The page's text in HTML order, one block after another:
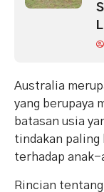
Australia
yang berupaya
batasan usia
tindakan paling
terhadap anak-
Rincian